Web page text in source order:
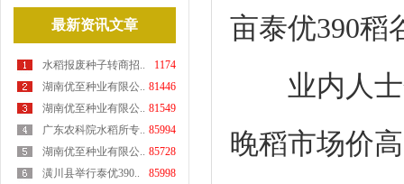
最新资讯文章
1174
水稻报废种子转商招..
81446
湖南优至种业有限公..
81549
湖南优至种业有限公..
85994
广东农科院水稻所专..
85728
湖南优至种业有限公..
85998
潢川县举行泰优390..
亩泰优390稻
业内人士
晚稻市场价